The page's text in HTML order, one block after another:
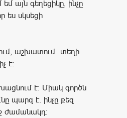
եմ այն գեղեցիկը, ինչը
ես սկսեցի
աշխատում տեղի
է։
է: Միակ գործն
պարզ է. ինչը քեզ
ժամանակդ։